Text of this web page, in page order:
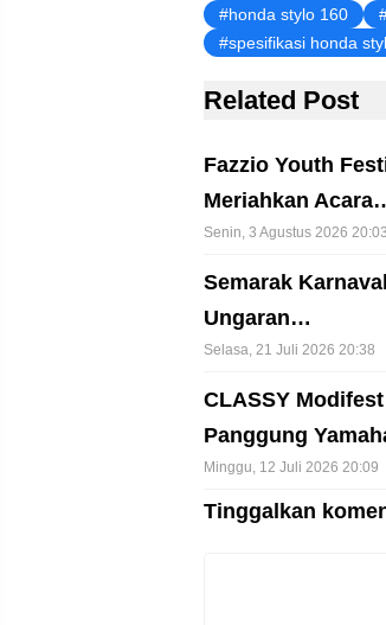
honda stylo 160
spesifikasi honda
Related Post
Fazzio Youth
Meriahkan
Senin, 3 Agustus 2026 20:03
Semarak
Ungaran…
Selasa, 21 Juli 2026 20:38
CLASSY
Panggung
Minggu, 12 Juli 2026 20:09
Tinggalkan